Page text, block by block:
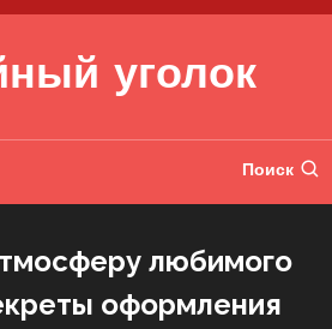
уголок
Поиск
любимого
оформления